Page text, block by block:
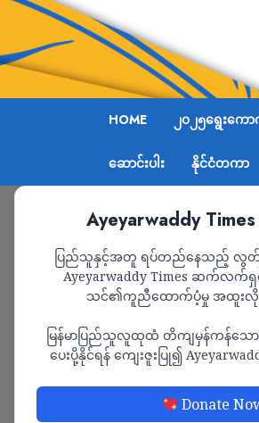
HOME ၂၀၂၅ရွေးကေ
ဆောင်းပါး နိုင်ငံတကာ
Ayeyarwaddy
ပြည်သူနှင့်အတူ ရပ်တည်နေသည့် လွတ်
Ayeyarwaddy Times ဆက်လက်
သင်၏ကူညီထောက်ပံ့မှု အထူးလို
မြန်မာပြည်သူလူထုထံ တိကျမှန်ကန်သေ
ပေးပို့နိုင်ရန် ကျေးဇူးပြု၍
Donate
Home သတင်း Page
သတင်း